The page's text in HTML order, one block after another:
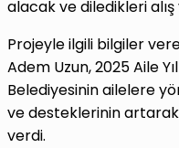
alacak ve diledikleri
Projeyle ilgili bilgiler
Adem Uzun, 2025 Aile
Belediyesinin ailelere
ve desteklerinin
verdi.